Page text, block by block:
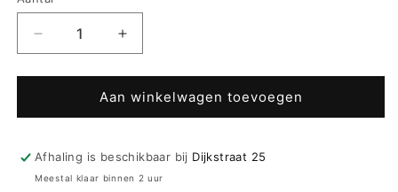
Aantal
verlagen
voor
Donna
Plunge
Bikini
Aantal
verhogen
voor
Prima
Donna
Plunge
Bikini
Aan winkelwagen toevoegen
Afhaling is beschikbaar bij Dijkstraat 25
Meestal klaar binnen 2 uur